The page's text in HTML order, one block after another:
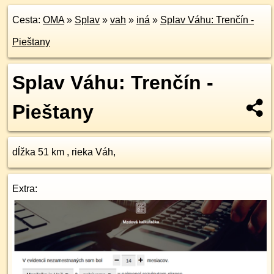
Cesta: OMA» Splav » vah » iná » Splav Váhu: Trenčín -
Pieštany
Splav Váhu: Trenčín -
Pieštany
dĺžka 51 km , rieka Váh,
Extra: